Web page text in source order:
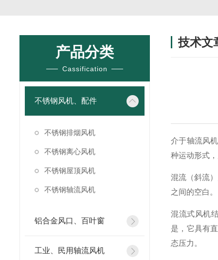
产品分类
Cassification
不锈钢风机、配件
不锈钢排烟风机
不锈钢离心风机
不锈钢屋顶风机
不锈钢轴流风机
铝合金风口、百叶窗
工业、民用轴流风机
技术文
介于轴流风
种运动形式
混流（斜流
之间的空白
混流式风机
是，它具有
态压力。